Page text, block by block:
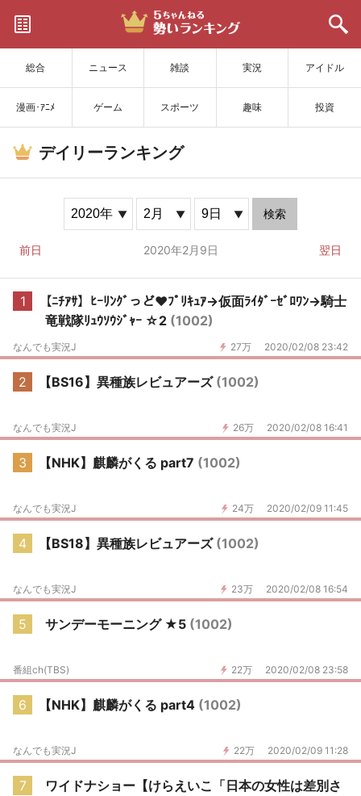
総合 ニュース 雑談 実況 アイドル
漫画･ｱﾆﾒ ゲーム スポーツ 趣味 投資
サイトを更新
デイリーランキング
検索
前日 2020年2月9日 翌日
1
【ﾆﾁｱｻ】ﾋｰﾘﾝｸﾞっど♥ﾌﾟﾘｷｭｱ→仮面ﾗｲﾀﾞｰｾﾞﾛﾜﾝ→騎士
竜戦隊ﾘｭｳｿｳｼﾞｬｰ ☆2 (1002)
27万 2020/02/08 23:42
なんでも実況J
2 【BS16】異種族レビュアーズ (1002)
26万 2020/02/08 16:41
なんでも実況J
3 【NHK】麒麟がくる part7 (1002)
24万 2020/02/09 11:45
なんでも実況J
4 【BS18】異種族レビュアーズ (1002)
23万 2020/02/08 16:54
なんでも実況J
5 サンデーモーニング ★5 (1002)
22万 2020/02/08 23:58
番組ch(TBS)
6 【NHK】麒麟がくる part4 (1002)
22万 2020/02/09 11:28
なんでも実況J
7
ワイドナショー【けらえいこ「日本の女性は差別さ